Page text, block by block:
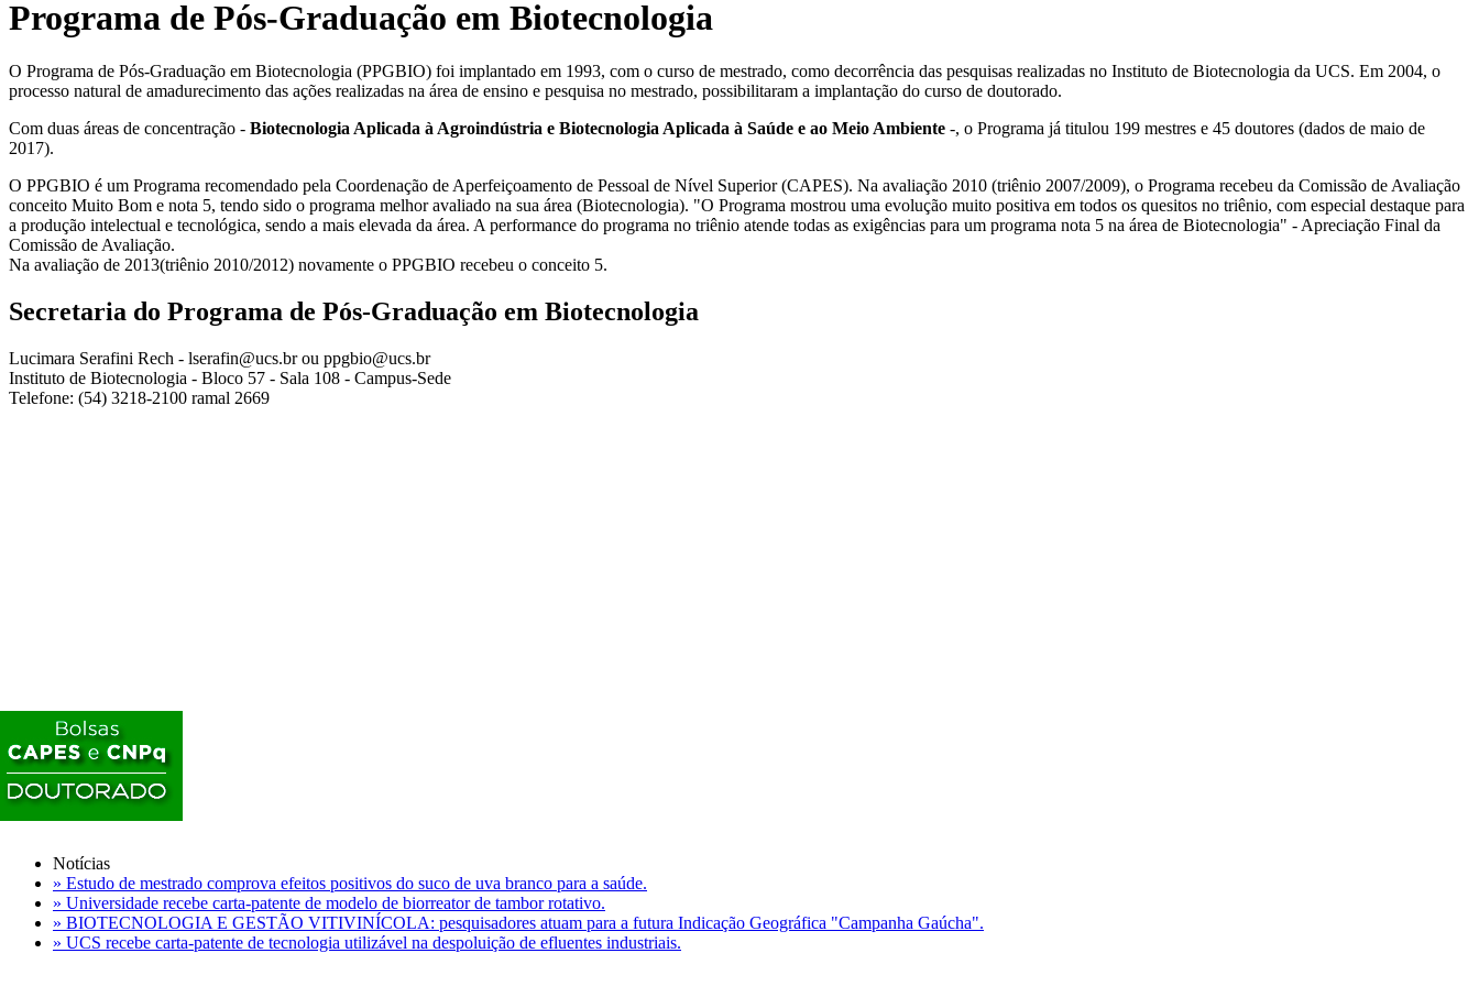
Programa de Pós-Graduação em Biotecnologia
O Programa de Pós-Graduação em Biotecnologia (PPGBIO) foi implantado em 1993, com o curso de mestrado, como decorrência das pesquisas realizadas no Instituto de Biotecnologia da UCS. Em 2004, o
processo natural de amadurecimento das ações realizadas na área de ensino e pesquisa no mestrado, possibilitaram a implantação do curso de doutorado.
Com duas áreas de concentração - Biotecnologia Aplicada à Agroindústria e Biotecnologia Aplicada à Saúde e ao Meio Ambiente -, o Programa já titulou 199 mestres e 45 doutores (dados de maio de
2017).
O PPGBIO é um Programa recomendado pela Coordenação de Aperfeiçoamento de Pessoal de Nível Superior (CAPES). Na avaliação 2010 (triênio 2007/2009), o Programa recebeu da Comissão de Avaliação
conceito Muito Bom e nota 5, tendo sido o programa melhor avaliado na sua área (Biotecnologia). "O Programa mostrou uma evolução muito positiva em todos os quesitos no triênio, com especial destaque para
a produção intelectual e tecnológica, sendo a mais elevada da área. A performance do programa no triênio atende todas as exigências para um programa nota 5 na área de Biotecnologia" - Apreciação Final da
Comissão de Avaliação.
Na avaliação de 2013(triênio 2010/2012) novamente o PPGBIO recebeu o conceito 5.
Secretaria do Programa de Pós-Graduação em Biotecnologia
Lucimara Serafini Rech - lserafin@ucs.br ou ppgbio@ucs.br
Instituto de Biotecnologia - Bloco 57 - Sala 108 - Campus-Sede
Telefone: (54) 3218-2100 ramal 2669
Notícias
» Estudo de mestrado comprova efeitos positivos do suco de uva branco para a saúde.
» Universidade recebe carta-patente de modelo de biorreator de tambor rotativo.
» BIOTECNOLOGIA E GESTÃO VITIVINÍCOLA: pesquisadores atuam para a futura Indicação Geográfica "Campanha Gaúcha".
» UCS recebe carta-patente de tecnologia utilizável na despoluição de efluentes industriais.